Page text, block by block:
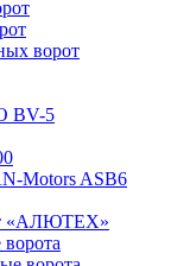
ворот
BV-5
Motors ASB6
«АЛЮТЕХ»